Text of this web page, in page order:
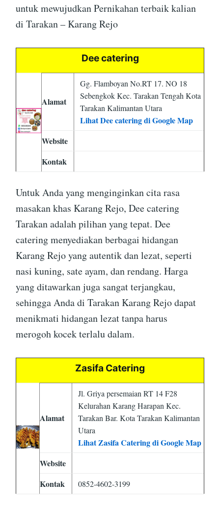
untuk mewujudkan Pernikahan terbaik kalian
di Tarakan – Karang Rejo
Dee catering
Alamat
Gg. Flamboyan No.RT 17. NO 18
Sebengkok Kec. Tarakan Tengah Kota
Tarakan Kalimantan Utara
Lihat Dee catering di Google Map
Website
Kontak
Untuk Anda yang menginginkan cita rasa
masakan khas Karang Rejo, Dee catering
Tarakan adalah pilihan yang tepat. Dee
catering menyediakan berbagai hidangan
Karang Rejo yang autentik dan lezat, seperti
nasi kuning, sate ayam, dan rendang. Harga
yang ditawarkan juga sangat terjangkau,
sehingga Anda di Tarakan Karang Rejo dapat
menikmati hidangan lezat tanpa harus
merogoh kocek terlalu dalam.
Zasifa Catering
Alamat
Jl. Griya persemaian RT 14 F28
Kelurahan Karang Harapan Kec.
Tarakan Bar. Kota Tarakan Kalimantan
Utara
Lihat Zasifa Catering di Google Map
Website
Kontak
0852-4602-3199